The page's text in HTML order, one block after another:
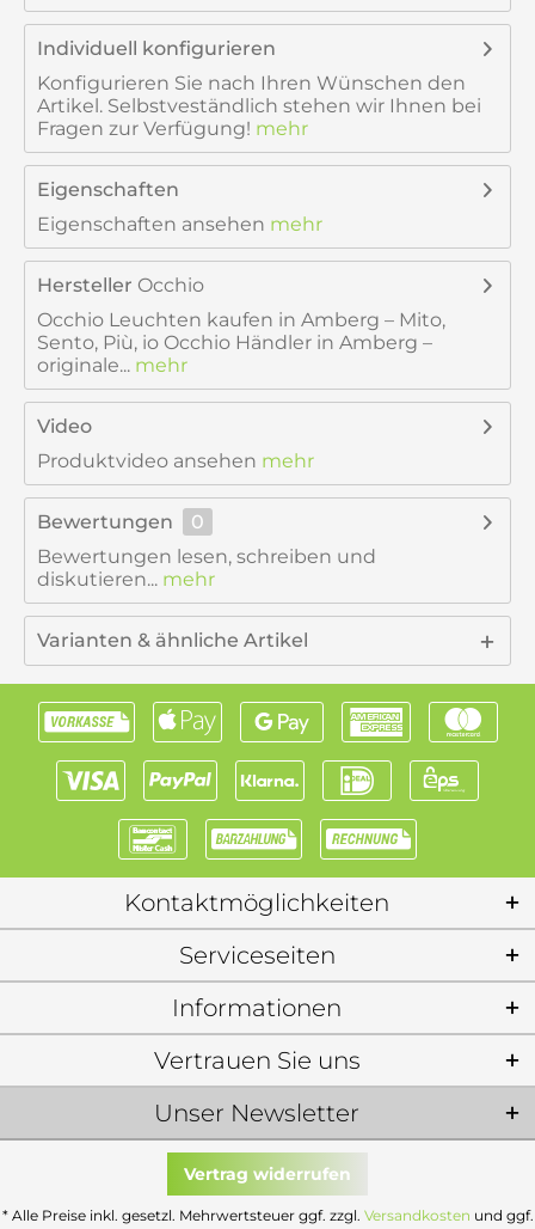
Individuell konfigurieren
Konfigurieren Sie nach Ihren Wünschen den
Artikel. Selbstveständlich stehen wir Ihnen bei
Fragen zur Verfügung! mehr
Eigenschaften
Eigenschaften ansehen mehr
Hersteller Occhio
Occhio Leuchten kaufen in Amberg – Mito,
Sento, Più, io Occhio Händler in Amberg –
originale... mehr
Video
Produktvideo ansehen mehr
Bewertungen
0
Bewertungen lesen, schreiben und
diskutieren... mehr
Varianten & ähnliche Artikel
Kontaktmöglichkeiten
Serviceseiten
Informationen
Unser Newsletter
Vertrauen Sie uns
Vertrag widerrufen
* Alle Preise inkl. gesetzl. Mehrwertsteuer ggf. zzgl. Versandkosten und ggf.